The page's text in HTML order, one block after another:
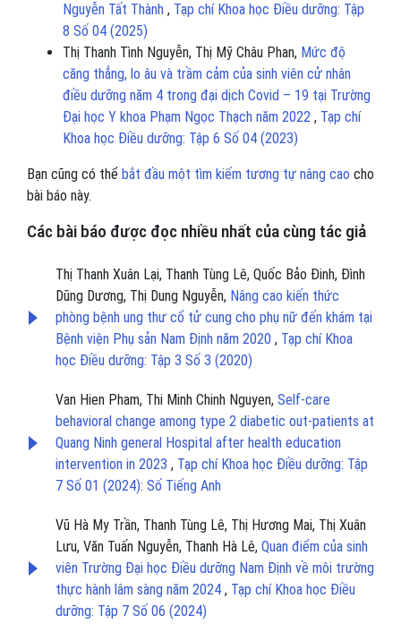
Nguyễn Tất Thành , Tạp chí Khoa học Điều dưỡng: Tập
8 Số 04 (2025)
Thị Thanh Tình Nguyễn, Thị Mỹ Châu Phan, Mức độ
căng thẳng, lo âu và trầm cảm của sinh viên cử nhân
điều dưỡng năm 4 trong đại dịch Covid – 19 tại Trường
Đại học Y khoa Phạm Ngọc Thạch năm 2022 , Tạp chí
Khoa học Điều dưỡng: Tập 6 Số 04 (2023)
Bạn cũng có thể bắt đầu một tìm kiếm tương tự nâng cao cho
bài báo này.
Các bài báo được đọc nhiều nhất của cùng tác giả
Thị Thanh Xuân Lại, Thanh Tùng Lê, Quốc Bảo Đinh, Đình
Dũng Dương, Thị Dung Nguyễn, Nâng cao kiến thức
phòng bệnh ung thư cổ tử cung cho phụ nữ đến khám tại
Bệnh viện Phụ sản Nam Định năm 2020 , Tạp chí Khoa
học Điều dưỡng: Tập 3 Số 3 (2020)
Van Hien Pham, Thi Minh Chinh Nguyen, Self-care
behavioral change among type 2 diabetic out-patients at
Quang Ninh general Hospital after health education
intervention in 2023 , Tạp chí Khoa học Điều dưỡng: Tập
7 Số 01 (2024): Số Tiếng Anh
Vũ Hà My Trần, Thanh Tùng Lê, Thị Hương Mai, Thị Xuân
Lưu, Văn Tuấn Nguyễn, Thanh Hà Lê, Quan điểm của sinh
viên Trường Đại học Điều dưỡng Nam Định về môi trường
thực hành lâm sàng năm 2024 , Tạp chí Khoa học Điều
dưỡng: Tập 7 Số 06 (2024)